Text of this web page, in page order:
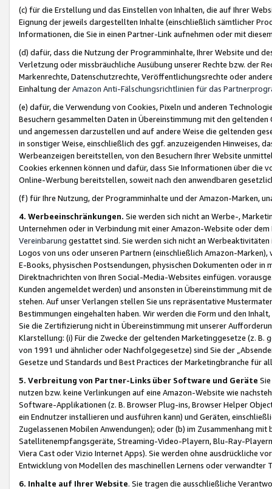
(c) für die Erstellung und das Einstellen von Inhalten, die auf Ihrer
Eignung der jeweils dargestellten Inhalte (einschließlich sämtlicher
Informationen, die Sie in einen Partner-Link aufnehmen oder mit
(d) dafür, dass die Nutzung der Programminhalte, Ihrer Website und
Verletzung oder missbräuchliche Ausübung unserer Rechte bzw. der
Markenrechte, Datenschutzrechte, Veröffentlichungsrechte oder
Einhaltung derAmazon Anti-Fälschungsrichtlinien für das
(e) dafür, die Verwendung von Cookies, Pixeln und anderen
Besuchern gesammelten Daten in Übereinstimmung mit den
und angemessen darzustellen und auf andere Weise die geltenden
in sonstiger Weise, einschließlich des ggf. anzuzeigenden Hinweises,
Werbeanzeigen bereitstellen, von den Besuchern Ihrer Website
Cookies erkennen können und dafür, dass Sie Informationen über die
Online-Werbung bereitstellen, soweit nach den anwendbaren
(f) für Ihre Nutzung, der Programminhalte und der Amazon-Marken,
4. Werbeeinschränkungen. Sie werden sich nicht an Werbe-,
Unternehmen oder in Verbindung mit einer Amazon-Website oder
Vereinbarung gestattet sind. Sie werden sich nicht an
Logos von uns oder unseren Partnern (einschließlich Amazon-
E-Books, physischen Postsendungen, physischen Dokumenten oder in
Direktnachrichten von Ihren Social-Media-Websites einfügen.
Kunden angemeldet werden) und ansonsten in Übereinstimmung mit
stehen. Auf unser Verlangen stellen Sie uns repräsentative
Bestimmungen eingehalten haben. Wir werden die Form und den
Sie die Zertifizierung nicht in Übereinstimmung mit unserer
Klarstellung: (i) Für die Zwecke der geltenden Marketinggesetze (z. B.
von 1991 und ähnlicher oder Nachfolgegesetze) sind Sie der
Gesetze und Standards und Best Practices der Marketingbranche für
5. Verbreitung von Partner-Links über Software und Geräte
nutzen bzw. keine Verlinkungen auf eine Amazon-Website wie
Software-Applikationen (z. B. Browser Plug-ins, Browser Helper
ein Endnutzer installieren und ausführen kann) und Geräten,
Zugelassenen Mobilen Anwendungen); oder (b) im Zusammenhang
Satellitenempfangsgeräte, Streaming-Video-Playern, Blu-Ray-
Viera Cast oder Vizio Internet Apps). Sie werden ohne ausdrückliche
Entwicklung von Modellen des maschinellen Lernens oder
6. Inhalte auf Ihrer Website. Sie tragen die ausschließliche